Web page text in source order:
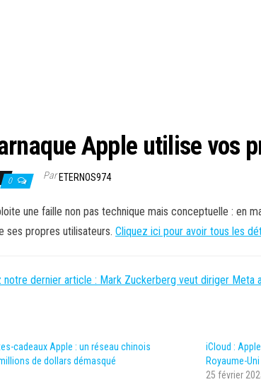
Apple utilise vos
0 ParETERNOS974
une faille non pas technique mais conceptuelle : en
ses propres utilisateurs. Cliquez ici pour avoir tous les
notre dernier article : Mark Zuckerberg veut diriger Meta
cadeaux Apple : un réseau chinois
de dollars démasqué
iCloud :
Royaume-Uni
25 février